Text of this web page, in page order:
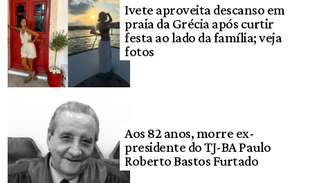
Ivete aproveita descanso em
praia da Grécia após curtir
festa ao lado da família; veja
fotos
Aos 82 anos, morre ex-
presidente do TJ-BA Paulo
Roberto Bastos Furtado